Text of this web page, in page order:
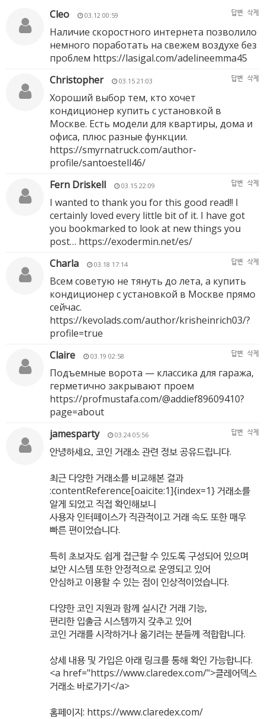
Cleo 03.12 00:59 답변 삭제
Наличие скоростного интернета позволило
немного поработать на свежем воздухе без
проблем https://lasigal.com/adelineemma45
Christopher
03.15 21:03 답변 삭제
Хороший выбор тем, кто хочет
кондиционер купить с установкой в
Москве. Есть модели для квартиры, дома и
офиса, плюс разные функции.
https://smyrnatruck.com/author-
profile/santoestell46/
Fern Driskell
03.15 22:09 답변 삭제
I wanted to thank you for this good read!! I
certainly loved every little bit of it. I have got
you bookmarked to look at new things you
post… https://exodermin.net/es/
Charla
03.18 17:14 답변 삭제
Всем советую не тянуть до лета, а купить
кондиционер с установкой в Москве прямо
сейчас.
https://kevolads.com/author/krisheinrich03/?
profile=true
Claire
03.19 02:58 답변 삭제
Подъемные ворота — классика для гаража,
герметично закрывают проем
https://profmustafa.com/@addief89609410?
page=about
jamesparty
03.24 05:56 답변 삭제
안녕하세요, 코인 거래소 관련 정보 공유드립니다.
최근 다양한 거래소를 비교해본 결과
:contentReference[oaicite:1]{index=1} 거래소를
알게 되었고 직접 확인해보니
사용자 인터페이스가 직관적이고 거래 속도 또한 매우
빠른 편이었습니다.
특히 초보자도 쉽게 접근할 수 있도록 구성되어 있으며
보안 시스템 또한 안정적으로 운영되고 있어
안심하고 이용할 수 있는 점이 인상적이었습니다.
다양한 코인 지원과 함께 실시간 거래 기능,
편리한 입출금 시스템까지 갖추고 있어
코인 거래를 시작하거나 옮기려는 분들께 적합합니다.
상세 내용 및 가입은 아래 링크를 통해 확인 가능합니다.
<a href="https://www.claredex.com/">클레어덱스
거래소 바로가기</a>
홈페이지: https://www.claredex.com/